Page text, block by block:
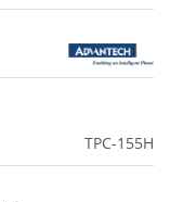
TPC-155H